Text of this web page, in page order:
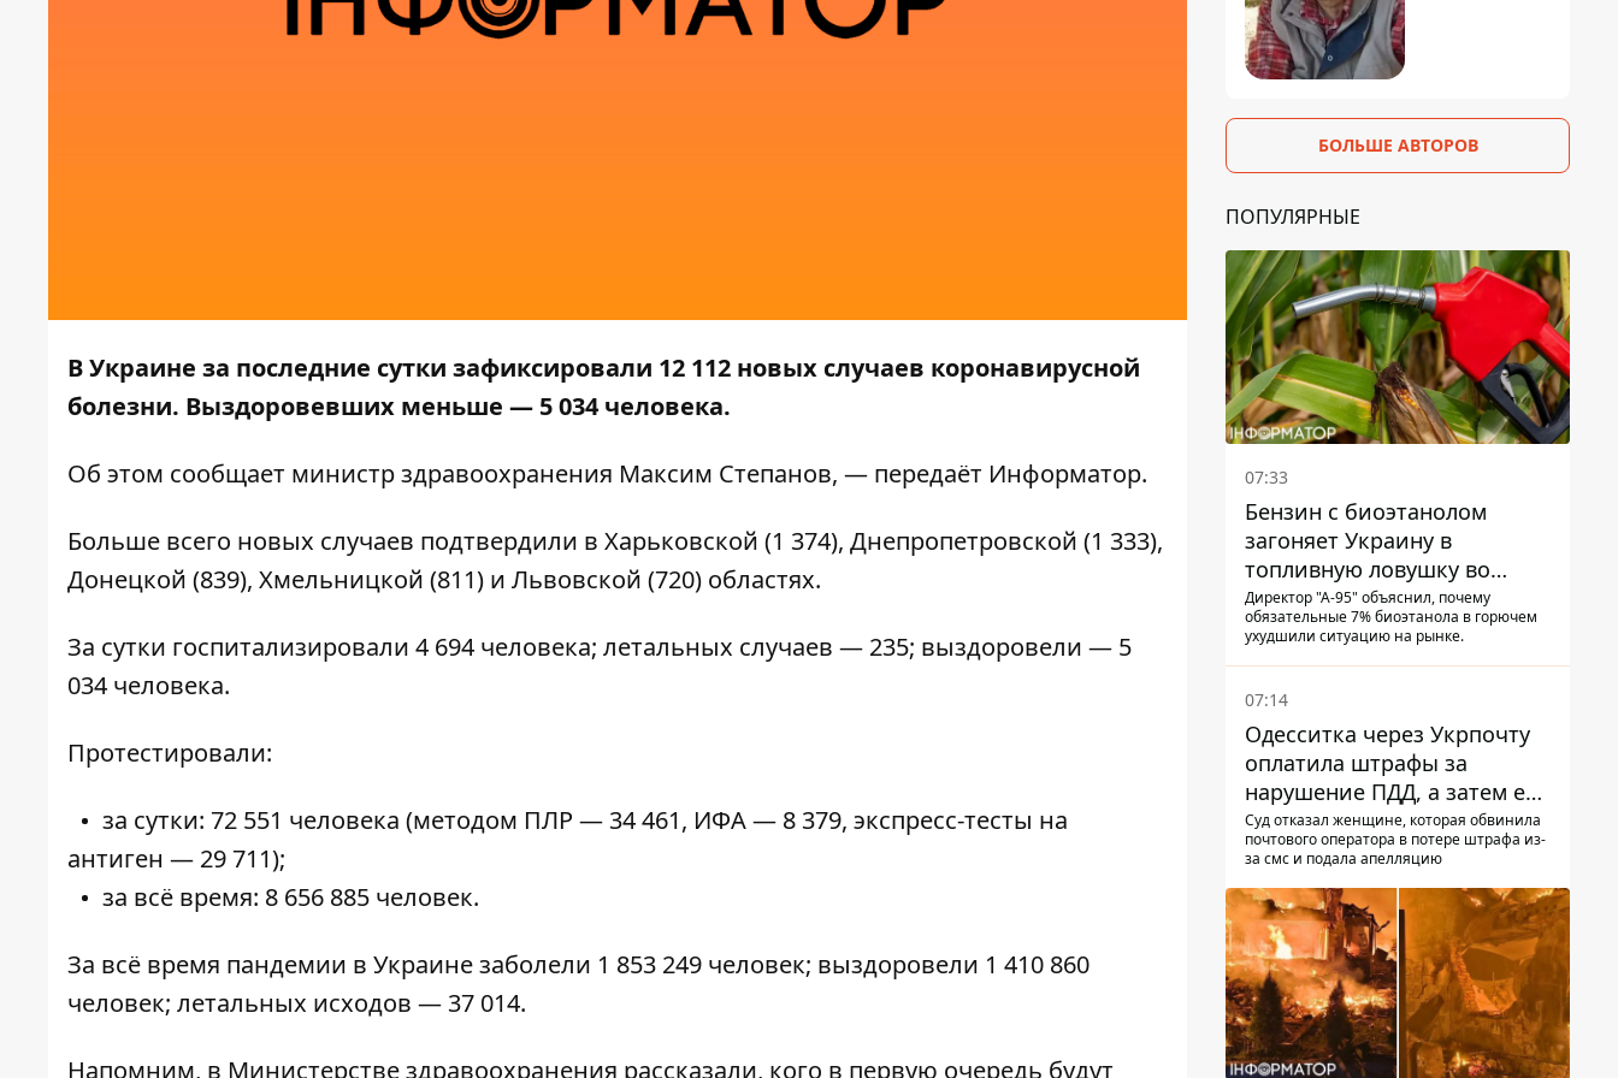
В Украине за последние сутки зафиксировали 12 112 новых случаев коронавирусной
болезни. Выздоровевших меньше — 5 034 человека.
Об этом сообщает министр здравоохранения Максим Степанов, — передаёт Информатор.
Больше всего новых случаев подтвердили в Харьковской (1 374), Днепропетровской (1 333),
Донецкой (839), Хмельницкой (811) и Львовской (720) областях.
За сутки госпитализировали 4 694 человека; летальных случаев — 235; выздоровели — 5
034 человека.
Протестировали:
за сутки: 72 551 человека (методом ПЛР — 34 461, ИФА — 8 379, экспресс-тесты на
антиген — 29 711);
за всё время: 8 656 885 человек.
За всё время пандемии в Украине заболели 1 853 249 человек; выздоровели 1 410 860
человек; летальных исходов — 37 014.
Напомним, в Министерстве здравоохранения рассказали, кого в первую очередь будут
БОЛЬШЕ АВТОРОВ
ПОПУЛЯРНЫЕ
07:33
Бензин с биоэтанолом
загоняет Украину в
топливную ловушку во
время войны - Сергей Куюн
Директор "А-95" объяснил, почему
обязательные 7% биоэтанола в горючем
ухудшили ситуацию на рынке.
07:14
Одесситка через Укрпочту
оплатила штрафы за
нарушение ПДД, а затем ее
счета заблокировали - в
чем причина и что решил
Суд отказал женщине, которая обвинила
почтового оператора в потере штрафа из-
за смс и подала апелляцию